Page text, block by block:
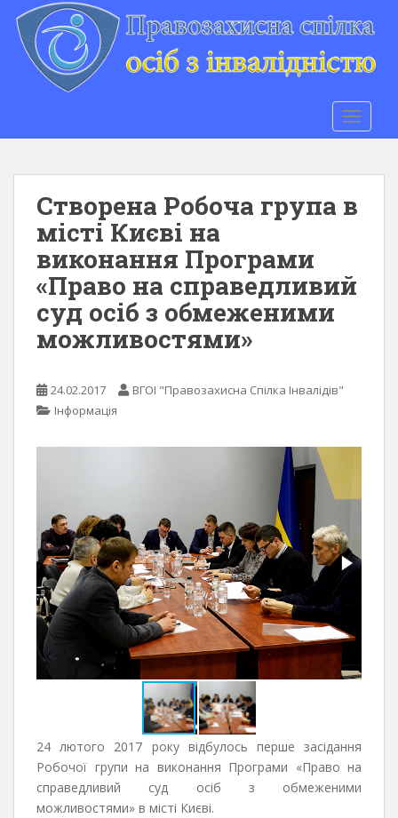
Створена Робоча група в
місті Києві на
виконання Програми
«Право на справедливий
суд осіб з обмеженими
можливостями»
24.02.2017
ВГОІ "Правозахисна Спілка Інвалідів"
Інформація
24 лютого 2017 року відбулось перше засідання
Робочої групи на виконання Програми «Право на
справедливий суд осіб з обмеженими
можливостями» в місті Києві.